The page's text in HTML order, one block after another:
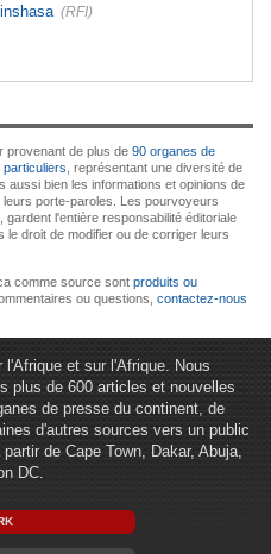
(RFI)
provenant de plus de 90 organes de
, représentant une diversité de
aussi bien les informations et opinions de
porte-paroles. Les pourvoyeurs
l'entière responsabilité éditoriale
le droit de modifier ou de corriger leurs
comme source sont produits ou
ou questions, contactez-nous
et sur l'Afrique. Nous
plus de 600 articles et nouvelles
de presse du continent, de
d'autres sources vers un public
de Cape Town, Dakar, Abuja,
DC.